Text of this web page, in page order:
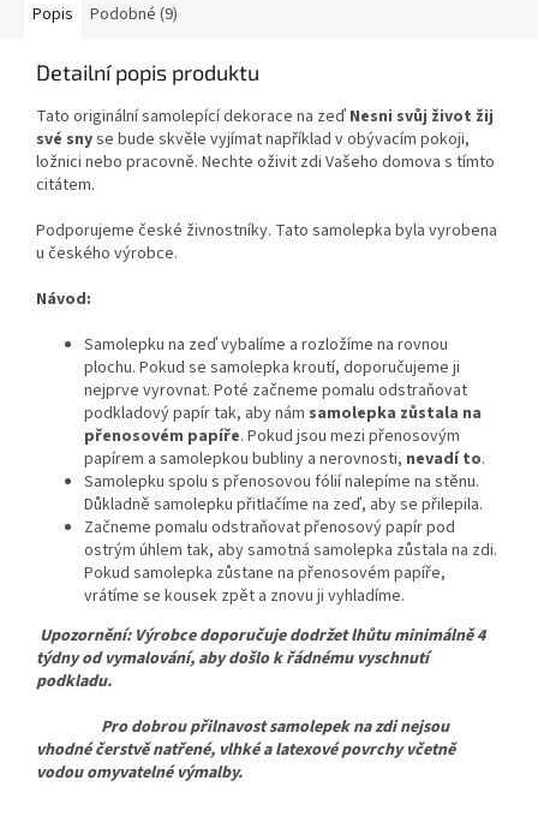
Popis Podobné (9)
Detailní popis produktu
Tato originální samolepící dekorace na zeď Nesni svůj život žij
své snyse bude skvěle vyjímat například v obývacím pokoji,
ložnici nebo pracovně. Nechte oživit zdi Vašeho domova s tímto
citátem.
Podporujeme české živnostníky. Tato samolepka byla vyrobena
u českého výrobce.
Návod:
Samolepku na zeď vybalíme a rozložíme na rovnou
plochu. Pokud se samolepka kroutí, doporučujeme ji
nejprve vyrovnat. Poté začneme pomalu odstraňovat
podkladový papír tak, aby nám samolepka zůstala na
přenosovém papíře. Pokud jsou mezi přenosovým
papírem a samolepkou bubliny a nerovnosti, nevadí to.
Samolepku spolu s přenosovou fólií nalepíme na stěnu.
Důkladně samolepku přitlačíme na zeď, aby se přilepila.
Začneme pomalu odstraňovat přenosový papír pod
ostrým úhlem tak, aby samotná samolepka zůstala na zdi.
Pokud samolepka zůstane na přenosovém papíře,
vrátíme se kousek zpět a znovu ji vyhladíme.
Upozornění: Výrobce doporučuje dodržet lhůtu minimálně 4
týdny od vymalování, aby došlo k řádnému vyschnutí
podkladu.
Pro dobrou přilnavost samolepek na zdi nejsou
vhodné čerstvě natřené, vlhké a latexové povrchy včetně
vodou omyvatelné výmalby.